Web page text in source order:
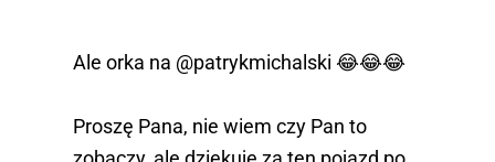
Ale orka na @patrykmichalski 😂😂😂
Proszę Pana, nie wiem czy Pan to